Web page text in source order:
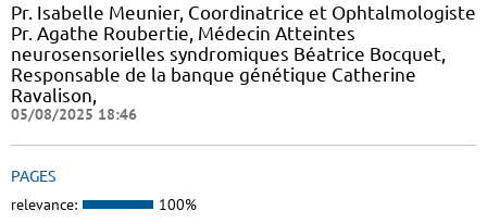
Pr. Isabelle Meunier, Coordinatrice et Ophtalmologiste
Pr. Agathe Roubertie, Médecin Atteintes
neurosensorielles syndromiques Béatrice Bocquet,
Responsable de la banque génétique Catherine
Ravalison,
05/08/2025 18:46
PAGES
relevance: 100%